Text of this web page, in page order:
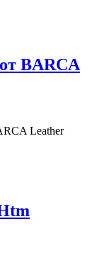
BARCA
Leather